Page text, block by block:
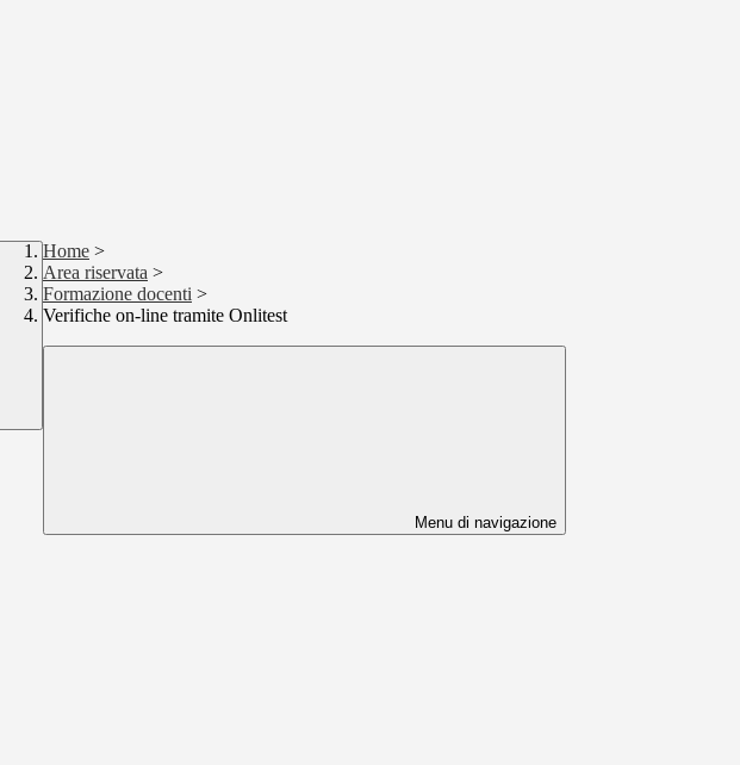
Home >
Area riservata >
Formazione docenti >
Verifiche on-line tramite Onlitest
Menu di navigazione